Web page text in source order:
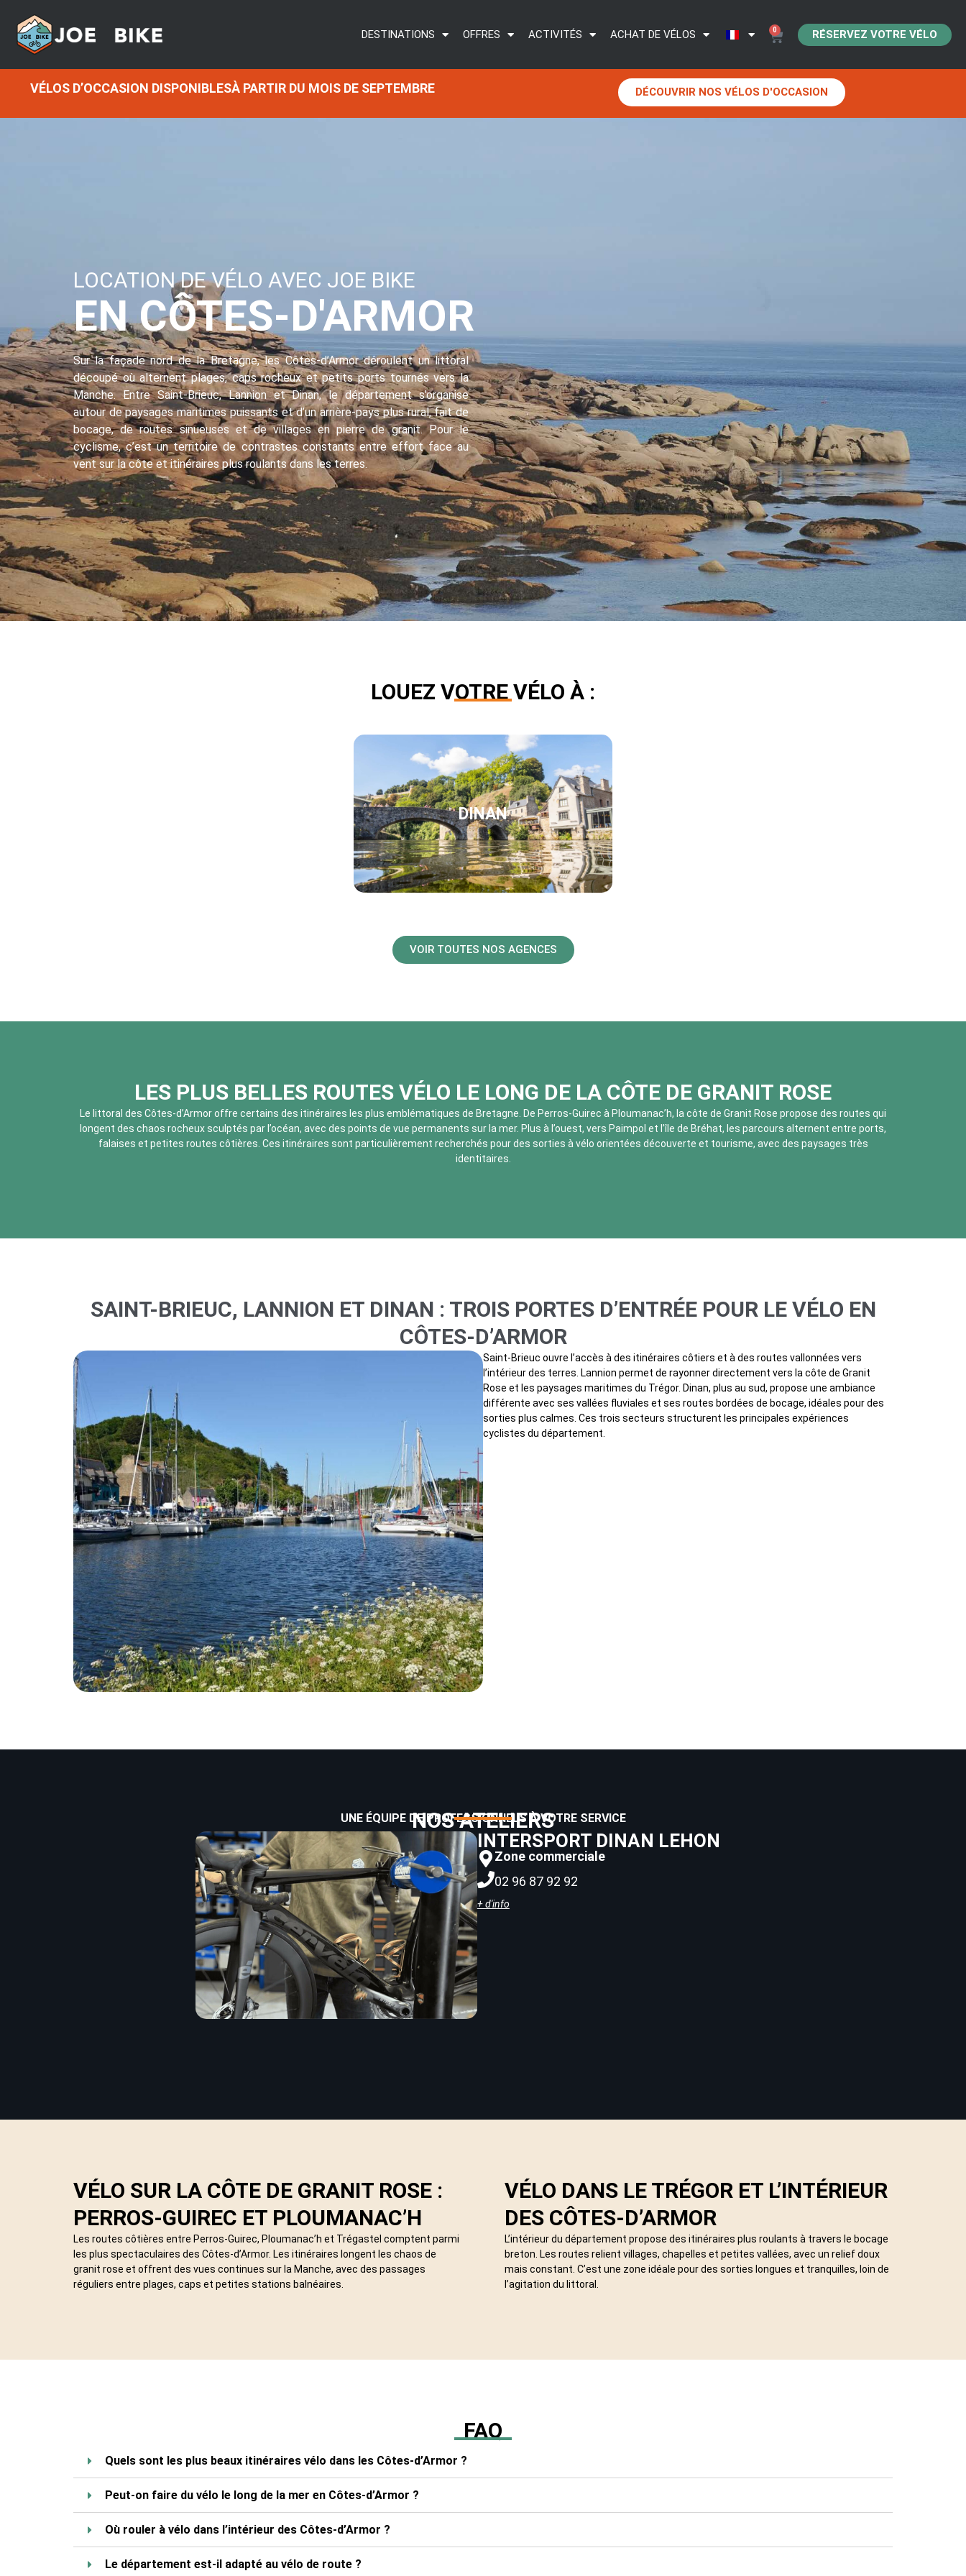
DESTINATIONS OFFRES ACTIVITÉS ACHAT DE VÉLOS 0 RÉSERVEZ VOTRE VÉLO
VÉLOS D’OCCASION DISPONIBLESÀ PARTIR DU MOIS DE SEPTEMBRE DÉCOUVRIR NOS VÉLOS D'OCCASION
LOCATION DE VÉLO AVEC JOE BIKE
EN CÔTES-D'ARMOR
Sur la façade nord de la Bretagne, les Côtes-d’Armor déroulent un littoral
découpé où alternent plages, caps rocheux et petits ports tournés vers la
Manche. Entre Saint-Brieuc, Lannion et Dinan, le département s’organise
autour de paysages maritimes puissants et d’un arrière-pays plus rural, fait de
bocage, de routes sinueuses et de villages en pierre de granit. Pour le
cyclisme, c’est un territoire de contrastes constants entre effort face au
vent sur la côte et itinéraires plus roulants dans les terres.
LOUEZ VOTRE VÉLO À :
DINAN
VOIR TOUTES NOS AGENCES
LES PLUS BELLES ROUTES VÉLO LE LONG DE LA CÔTE DE GRANIT ROSE
Le littoral des Côtes-d’Armor offre certains des itinéraires les plus emblématiques de Bretagne. De Perros-Guirec à Ploumanac’h, la côte de Granit Rose propose des routes qui
longent des chaos rocheux sculptés par l’océan, avec des points de vue permanents sur la mer. Plus à l’ouest, vers Paimpol et l’île de Bréhat, les parcours alternent entre ports,
falaises et petites routes côtières. Ces itinéraires sont particulièrement recherchés pour des sorties à vélo orientées découverte et tourisme, avec des paysages très
identitaires.
SAINT-BRIEUC, LANNION ET DINAN : TROIS PORTES D’ENTRÉE POUR LE VÉLO EN
CÔTES-D’ARMOR
Saint-Brieuc ouvre l’accès à des itinéraires côtiers et à des routes vallonnées vers
l’intérieur des terres. Lannion permet de rayonner directement vers la côte de Granit
Rose et les paysages maritimes du Trégor. Dinan, plus au sud, propose une ambiance
différente avec ses vallées fluviales et ses routes bordées de bocage, idéales pour des
sorties plus calmes. Ces trois secteurs structurent les principales expériences
cyclistes du département.
NOS ATELIERS
UNE ÉQUIPE DE PROFESSIONNELS À VOTRE SERVICE
INTERSPORT DINAN LEHON
Zone commerciale
02 96 87 92 92
+ d'info
VÉLO SUR LA CÔTE DE GRANIT ROSE :
PERROS-GUIREC ET PLOUMANAC’H
Les routes côtières entre Perros-Guirec, Ploumanac’h et Trégastel comptent parmi
les plus spectaculaires des Côtes-d’Armor. Les itinéraires longent les chaos de
granit rose et offrent des vues continues sur la Manche, avec des passages
réguliers entre plages, caps et petites stations balnéaires.
VÉLO DANS LE TRÉGOR ET L’INTÉRIEUR
DES CÔTES-D’ARMOR
L’intérieur du département propose des itinéraires plus roulants à travers le bocage
breton. Les routes relient villages, chapelles et petites vallées, avec un relief doux
mais constant. C’est une zone idéale pour des sorties longues et tranquilles, loin de
l’agitation du littoral.
FAQ
Quels sont les plus beaux itinéraires vélo dans les Côtes-d’Armor ?
Peut-on faire du vélo le long de la mer en Côtes-d’Armor ?
Où rouler à vélo dans l’intérieur des Côtes-d’Armor ?
Le département est-il adapté au vélo de route ?